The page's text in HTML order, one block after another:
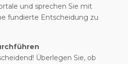
und sprechen Sie mit
fundierte Entscheidung zu
Überlegen Sie, ob